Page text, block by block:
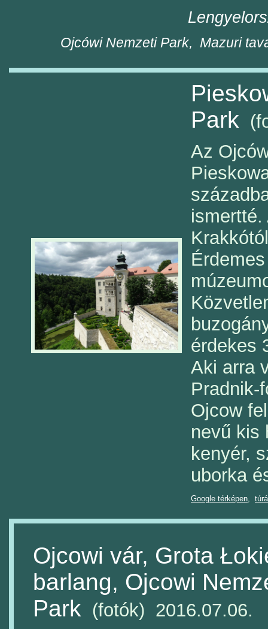
Ojcówi Nemzeti Park, Mazuri
Park
Az
érdekes
Aki arra
Pradnik-
Ojcow
nevű kis
kenyér,
uborka
Google térképen,
Ojcowi vár, Grota
barlang, Ojcowi
Park (fotók) 2016.07.06.